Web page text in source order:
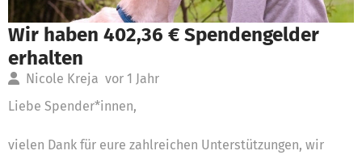
Wir haben 402,36 € Spendengelder
erhalten
Nicole Kreja vor 1 Jahr
Liebe Spender*innen,
vielen Dank für eure zahlreichen Unterstützungen, wir